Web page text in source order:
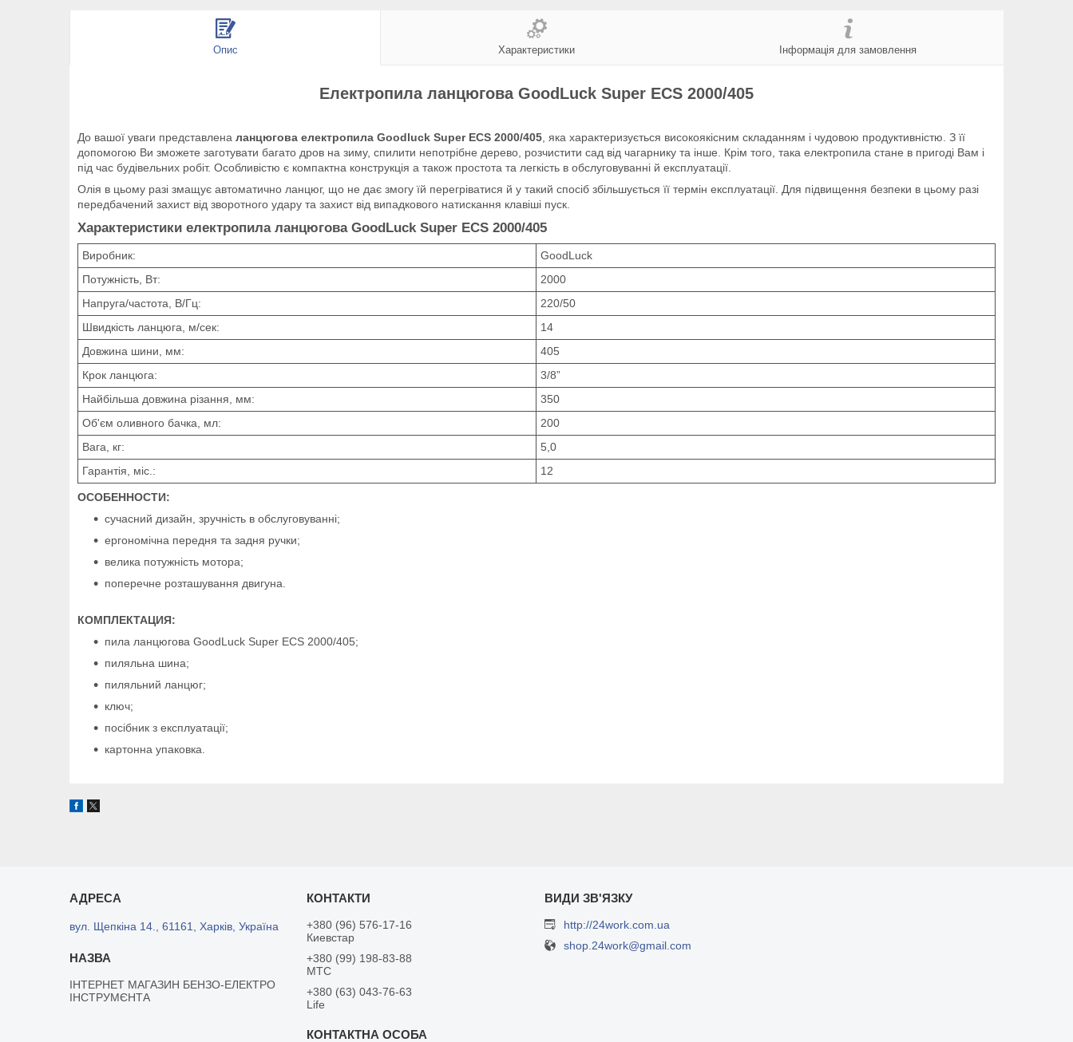
Опис Характеристики Інформація для замовлення
Електропила ланцюгова GoodLuck Super ECS 2000/405
До вашої уваги представлена ланцюгова електропила Goodluck Super ECS 2000/405 , яка характеризується високоякісним складанням і чудовою продуктивністю. З її
допомогою Ви зможете заготувати багато дров на зиму, спилити непотрібне дерево, розчистити сад від чагарнику та інше. Крім того, така електропила стане в пригоді Вам і
під час будівельних робіт. Особливістю є компактна конструкція а також простота та легкість в обслуговуванні й експлуатації.
Олія в цьому разі змащує автоматично ланцюг, що не дає змогу їй перегріватися й у такий спосіб збільшується її термін експлуатації. Для підвищення безпеки в цьому разі
передбачений захист від зворотного удару та захист від випадкового натискання клавіші пуск.
Характеристики електропила ланцюгова GoodLuck Super ECS 2000/405
Виробник:
GoodLuck
Потужність, Вт:
2000
Напруга/частота, В/Гц:
220/50
Швидкість ланцюга, м/сек:
14
Довжина шини, мм:
405
Крок ланцюга:
3/8”
Найбільша довжина різання, мм:
350
Об'єм оливного бачка, мл:
200
Вага, кг:
5,0
Гарантія, міс.:
12
ОСОБЕННОСТИ:
сучасний дизайн, зручність в обслуговуванні;
ергономічна передня та задня ручки;
велика потужність мотора;
поперечне розташування двигуна.
КОМПЛЕКТАЦИЯ:
пила ланцюгова GoodLuck Super ECS 2000/405;
пиляльна шина;
пиляльний ланцюг;
ключ;
посібник з експлуатації;
картонна упаковка.
вул. Щепкіна 14., 61161, Харків, Україна
ІНТЕРНЕТ МАГАЗИН БЕНЗО-ЕЛЕКТРО
ІНСТРУМЄНТА
+380 (96) 576-17-16
Киевстар
+380 (99) 198-83-88
MTC
+380 (63) 043-76-63
Life
http://24work.com.ua
shop.24work@gmail.com